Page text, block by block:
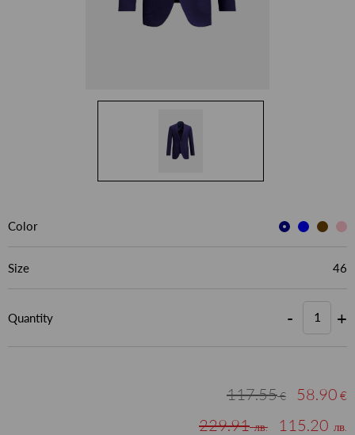
Color
Size 46
Quantity - +
117.55€ 58.90 €
229.91лв. 115.20 лв.